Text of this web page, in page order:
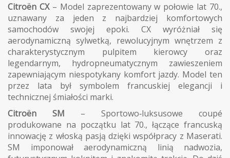
Citroën CX– Model zaprezentowany w połowie lat 70.,
uznawany za jeden z najbardziej komfortowych
samochodów swojej epoki. CX wyróżniał się
aerodynamiczną sylwetką, rewolucyjnym wnętrzem z
charakterystycznym pulpitem kierowcy oraz
legendarnym, hydropneumatycznym zawieszeniem
zapewniającym niespotykany komfort jazdy. Model ten
przez lata był symbolem francuskiej elegancji i
technicznej śmiałości marki.
Citroën SM – Sportowo‑luksusowe coupé
produkowane na początku lat 70., łączące francuską
innowację z włoską pasją dzięki współpracy z Maserati.
SM imponował aerodynamiczną linią nadwozia,